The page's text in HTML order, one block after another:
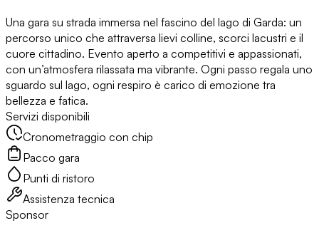
Una gara su strada immersa nel fascino del lago di Garda: un
percorso unico che attraversa lievi colline, scorci lacustri e il
cuore cittadino. Evento aperto a competitivi e appassionati,
con un’atmosfera rilassata ma vibrante. Ogni passo regala uno
sguardo sul lago, ogni respiro è carico di emozione tra
bellezza e fatica.
Servizi disponibili
Cronometraggio con chip
Pacco gara
Punti di ristoro
Assistenza tecnica
Sponsor